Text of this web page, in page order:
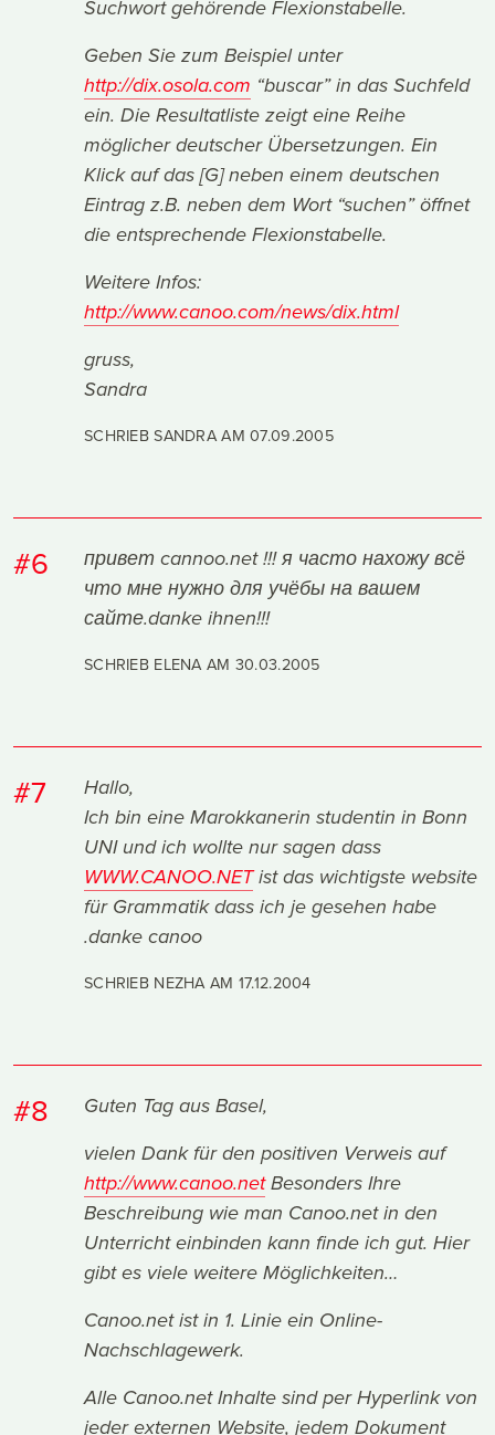
Suchwort gehörende Flexionstabelle.
Geben Sie zum Beispiel unter
http://dix.osola.com “buscar” in das Suchfeld
ein. Die Resultatliste zeigt eine Reihe
möglicher deutscher Übersetzungen. Ein
Klick auf das [G] neben einem deutschen
Eintrag z.B. neben dem Wort “suchen” öffnet
die entsprechende Flexionstabelle.
Weitere Infos:
http://www.canoo.com/news/dix.html
gruss,
Sandra
SCHRIEB SANDRA AM07.09.2005
#6
привет cannoo.net !!! я часто нахожу всё
что мне нужно для учёбы на вашем
сайте.danke ihnen!!!
SCHRIEB ELENA AM 30.03.2005
#7
Hallo,
Ich bin eine Marokkanerin studentin in Bonn
UNI und ich wollte nur sagen dass
WWW.CANOO.NETist das wichtigste website
für Grammatik dass ich je gesehen habe
.danke canoo
SCHRIEB NEZHA AM 17.12.2004
#8
Guten Tag aus Basel,
vielen Dank für den positiven Verweis auf
http://www.canoo.netBesonders Ihre
Beschreibung wie man Canoo.net in den
Unterricht einbinden kann finde ich gut. Hier
gibt es viele weitere Möglichkeiten…
Canoo.net ist in 1. Linie ein Online-
Nachschlagewerk.
Alle Canoo.net Inhalte sind per Hyperlink von
jeder externen Website, jedem Dokument